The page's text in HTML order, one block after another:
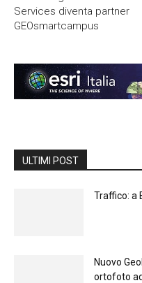
Services diventa partner
GEOsmartcampus
ULTIMI POST
Traffico: a
Nuovo
ortofoto